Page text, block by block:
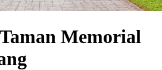
Memorial